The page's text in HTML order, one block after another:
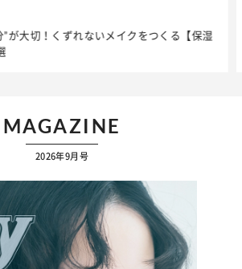
”が大切！くずれないメイクをつくる【保湿
MAGAZINE
2026年9月号